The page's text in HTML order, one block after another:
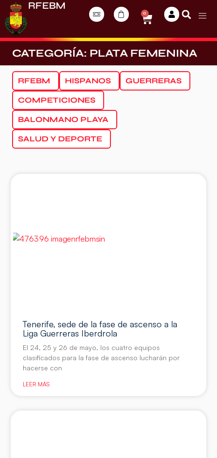
RFEBM
0
CATEGORÍA: PLATA FEMENINA
RFEBM HISPANOS GUERRERAS
COMPETICIONES
BALONMANO PLAYA
SALUD Y DEPORTE
Tenerife, sede de la fase de ascenso a la
Liga Guerreras Iberdrola
El 24, 25 y 26 de mayo, los cuatro equipos
clasificados para la fase de ascenso lucharán por
hacerse con
LEER MÁS